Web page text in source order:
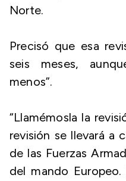
Norte.
Precisó que esa
seis meses,
menos”.
“Llamémosla la
revisión se llevará a
de las Fuerzas
del mando